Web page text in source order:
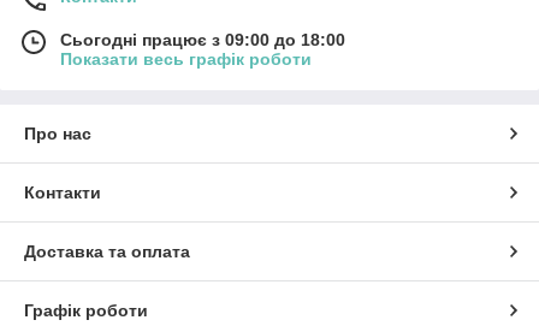
Сьогодні працює з 09:00 до 18:00
Показати весь графік роботи
Про нас
Контакти
Доставка та оплата
Графік роботи